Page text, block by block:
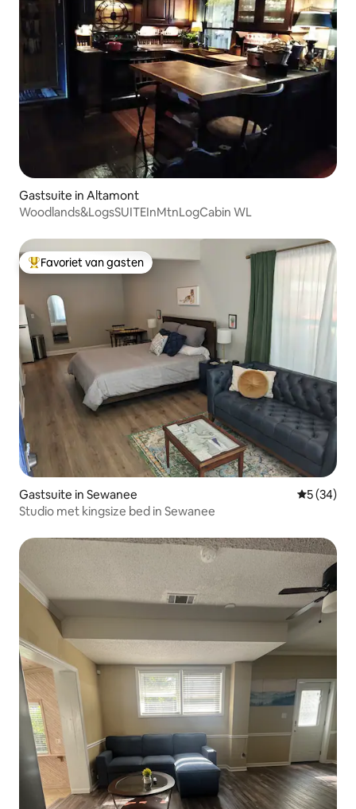
Gastsuite in Altamont
Woodlands&LogsSUITEInMtnLogCabin WL
Topfavoriet van gasten
Favoriet van gasten
Gastsuite in Sewanee
5 (34)
Studio met kingsize bed in Sewanee